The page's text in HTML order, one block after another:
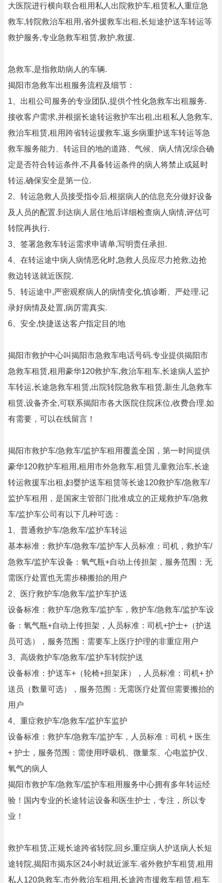
大医院进行横向联合租用私人出院救护车,租赁私人重症急
救车,转院救治车租用,省外援救车出租,长短途护送车转运等
救护服务,专业急救车租赁,救护,救援.
急救车,是指救助病人的车辆.
揭阳市急救车出租服务流程及细节：
1、出租公司服务的专业团队,提供个性化急救车出租服务.
接收客户需求,并根据长途转运救护车出租,出租私人急救车,
救治车租赁,租用跨省转运援救车,返乡病重护送车转运等急
救车服务能力、转运目的地的道路、气候、病人情况综合确
定是否符合转运条件,不具备转运条件的病人将禁止或延时
转运,确保安全是第一位.
2、转运急救人员接受指令后,根据病人的信息充分做好设备
及人员的配置.到达病人居住地后详细检查病人病情,评估可
转院再执行.
3、签署急救车转运需求申请单,写明责任承担.
4、在转运途中病人病情恶化时,急救人员应尽力抢救,边抢
救边转送就近医院.
5、转运途中,严密观察病人的病情变化,慎诊断、严处理.记
录好病情及处置,病厉需真实.
6、安全,快捷送达客户指定目的地
揭阳市救护中心叫揭阳市急救车电话号码.专业提供揭阳市
急救车租赁,租用豪华120救护车,救治车租车,长途病人监护
车转运,长途急救车租赁,出院转院急救车租赁,新生儿急救车
租赁,设备齐全,可联系揭阳市各大医院住院床位,收费合理.如
有需要，可以在线留言！
揭阳市救护车/急救车/监护车租用覆盖全国，第一时间提供
豪华120救护车租用,租用市外急救车,租赁儿童救治车,长途
转运救援车出租,妇婴护送车租赁等长途120救护车/急救车/
监护车租用，是国家主管部门批准成立的正规救护车/急救
车/监护车公司有以下几种可选：
1、普通救护车/急救车/监护车转运
基本标准：救护车/急救车/监护车人员标准：司机，救护车/
急救车/监护车设备：氧气瓶+自动上传担架，服务范围：无
需医疗处置也无需步梯搬抬的用户
2、医疗救护车/急救车/监护车护送
设备标准：救护车/急救车/监护车，救护车/急救车/监护车设
备：氧气瓶+自动上传担架，人员标准：司机+护士+（护送
员可选），服务范围：需要车上医疗护理的非重症用户
3、高级救护车/急救车/监护车转院护送
设备标准：护送车+（轮椅+担架床），人员标准：司机+ 护
送员（数量可选），服务范围：无需医疗处置但需要搬抬的
用户
4、重症救护车/急救车/监护车监护
设备标准：救护车/急救车/监护车，人员标准：司机 + 医生
+ 护士，服务范围：需使用呼吸机、微量泵、心电监护仪、
氧气的病人
揭阳市救护车/急救车/监护车租用服务中心拥有多年转运经
验！国内专业的长途转运设备和医生护士，专注，所以专
业！
救护车租赁,正规长途跨省转院,回乡,重症病人护送病人长短
途转院,揭阳市揭东区24小时就近派车.省外救护车租赁,租用
私人120急救车,市外救治车租用,长途跨市援救车租赁,租车